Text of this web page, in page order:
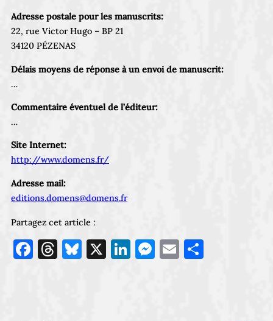
Adresse postale pour les manuscrits:
22, rue Victor Hugo – BP 21
34120 PÉZENAS
Délais moyens de réponse à un envoi de manuscrit:
…
Commentaire éventuel de l’éditeur:
…
Site Internet:
http://www.domens.fr/
Adresse mail:
editions.domens@domens.fr
Partagez cet article :
Facebook
Threads
Bluesky
X LinkedIn
Messenger
Email